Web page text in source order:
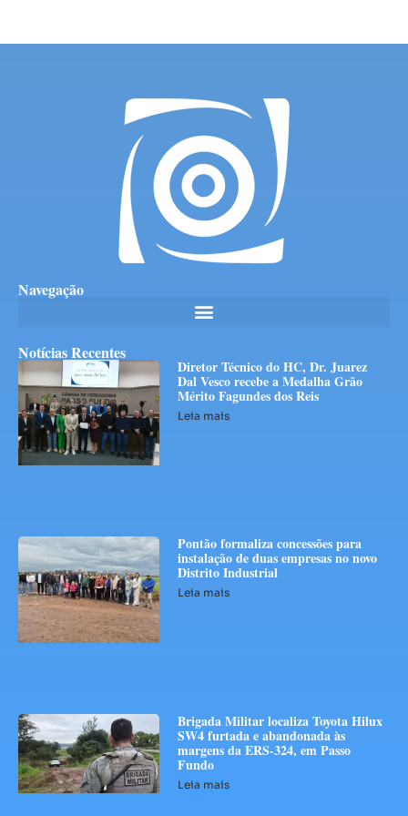
Navegação
Notícias Recentes
Diretor Técnico do HC, Dr. Juarez
Dal Vesco recebe a Medalha Grão
Mérito Fagundes dos Reis
Leia mais
Pontão formaliza concessões para
instalação de duas empresas no novo
Distrito Industrial
Leia mais
Brigada Militar localiza Toyota Hilux
SW4 furtada e abandonada às
margens da ERS-324, em Passo
Fundo
Leia mais